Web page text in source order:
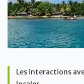
Les interactions